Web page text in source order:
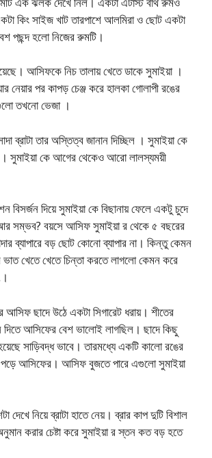
কিং সাইজ খাট তারপাশে আলমিরা ও ছোট একটা
পছন্দ হলো নিজের রুমটি।
আসিফকে নিচ তালায় খেতে ডাকে সুমাইয়া ।
নেয়ার পর কাপড় চেঞ্জ করে হালকা গোলাপী রঙের
তখনো ভেজা ।
ব্রাটা তার অস্তিত্ব জানান দিচ্ছিল । সুমাইয়া কে
। সুমাইয়া কে আগের থেকেও আরো লালস্যময়ী
বিসর্জন দিয়ে সুমাইয়া কে বিছানায় ফেলে একটু চুদে
সম্ভব? বয়সে আসিফ সুমাইয়া র থেকে ৫ বছরের
ব্যাপারে বড় ছোট কোনো ব্যাপার না। কিন্তু কেমন
খেতে খেতে চিন্তা করতে লাগলো কেমন করে
আসিফ ছাদে উঠে একটা সিগারেট ধরায়। শীতের
দিতে আসিফের বেশ ভালোই লাগছিল। ছাদে কিছু
সাড়িবদ্ধ ভাবে। তারমধ্যে একটি কালো রঙের
পড়ে আসিফের। আসিফ বুজতে পারে এগুলো সুমাইয়া
দেখে নিয়ে ব্রাটা হাতে নেয়। ব্রার কাপ দুটি বিশাল
করার চেষ্টা করে সুমাইয়া র স্তন কত বড় হতে